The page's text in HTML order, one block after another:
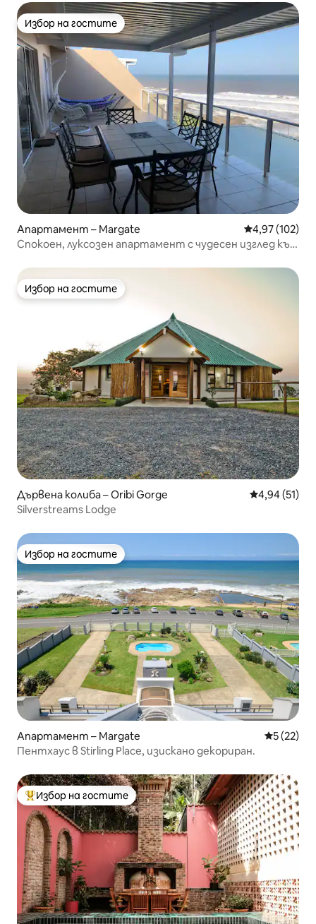
Избор на гостите
Избор на гостите
Апартамент – Margate Средна
4,97 (102)
Спокоен, луксозен апартамент с чудесен изглед към
Избор на гостите
Избор на гостите
Дървена колиба – Oribi Gorge Средна
4,94 (51)
Silverstreams Lodge
Избор на гостите
Избор на гостите
Апартамент – Margate Средна
5 (22)
Пентхаус в Stirling Place, изискано декориран.
Най-популярен избор на гостите
Избор на гостите